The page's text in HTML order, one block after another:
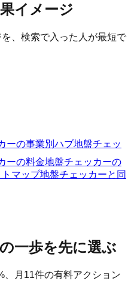
イメージ
、検索で入った人が最短で
ーの事業別ハブ地盤チェッ
ーの料金地盤チェッカーの
マップ地盤チェッカーと同
一歩を先に選ぶ
、月 11件の有料アクション